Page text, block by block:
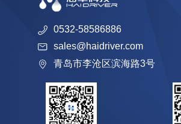
0532-58586886
sales@haidriver.com
青岛市李沧区滨海路3号